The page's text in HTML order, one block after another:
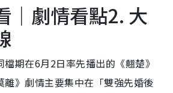
｜劇情看點2. 大
期在6月2日率先播出的《翹楚》
離》劇情主要集中在「雙強先婚後